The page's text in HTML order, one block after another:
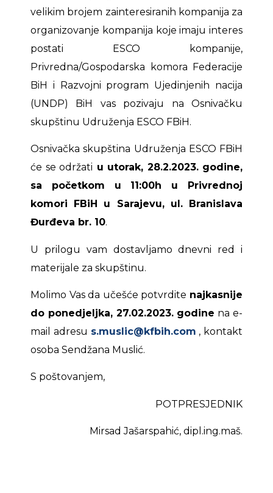
velikim brojem zainteresiranih kompanija za
organizovanje kompanija koje imaju interes
postati ESCO kompanije,
Privredna/Gospodarska komora Federacije
BiH i Razvojni program Ujedinjenih nacija
(UNDP) BiH vas pozivaju na Osnivačku
skupštinu Udruženja ESCO FBiH.
Osnivačka skupština Udruženja ESCO FBiH
će se održati u utorak, 28.2.2023. godine,
sa početkom u 11:00h u Privrednoj
komori FBiH u Sarajevu, ul. Branislava
Đurđeva br. 10.
U prilogu vam dostavljamo dnevni red i
materijale za skupštinu.
Molimo Vas da učešće potvrdite najkasnije
do ponedjeljka, 27.02.2023. godine na e-
mail adresu s.muslic@kfbih.com , kontakt
osoba Sendžana Muslić.
S poštovanjem,
POTPRESJEDNIK
Mirsad Jašarspahić, dipl.ing.maš.